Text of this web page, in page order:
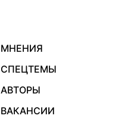
МНЕНИЯ
СПЕЦТЕМЫ
АВТОРЫ
ВАКАНСИИ